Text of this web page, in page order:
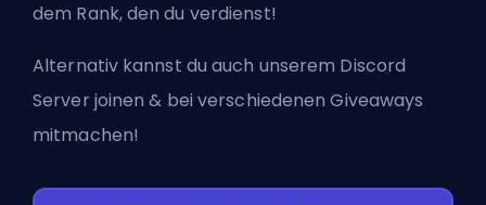
dem Rank, den du verdienst!
Alternativ kannst du auch unserem Discord
Server joinen & bei verschiedenen Giveaways
mitmachen!